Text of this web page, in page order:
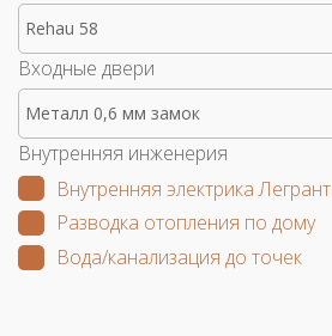
Rehau 58
Входные двери
Металл 0,6 мм замок
Внутренняя инженерия
Внутренняя электрика Легрант
Разводка отопления по дому
Вода/канализация до точек